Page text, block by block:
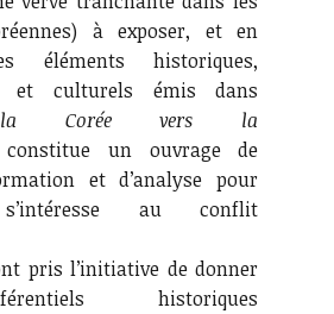
à exposer, et en
éléments historiques,
et culturels émis dans
la Corée vers la
constitue un ouvrage de
et d’analyse pour
s’intéresse au conflit
pris l’initiative de donner
historiques